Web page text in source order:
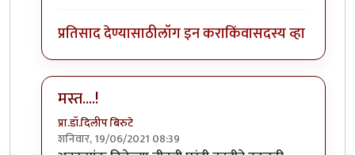
प्रतिसाद देण्यासाठीलॉग इन कराकिंवासदस्य व्हा
मस्त....!
प्रा.डॉ.दिलीप बिरुटे
शनिवार, 19/06/2021 08:39